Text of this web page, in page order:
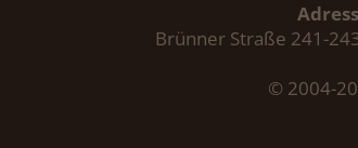
Brünner Straße 241-
© 2004-